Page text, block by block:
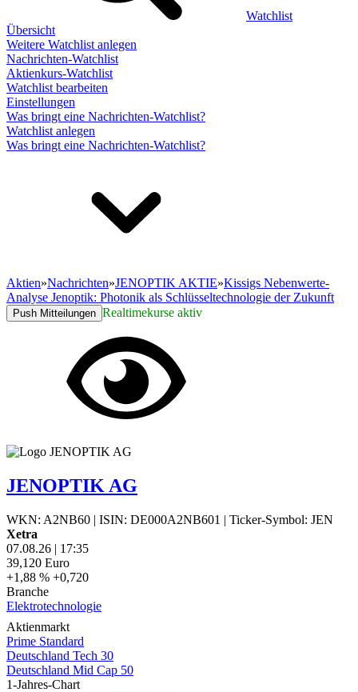
Watchlist
Übersicht
Weitere Watchlist anlegen
Nachrichten-Watchlist
Aktienkurs-Watchlist
Watchlist bearbeiten
Einstellungen
Was bringt eine Nachrichten-Watchlist?
Watchlist anlegen
Was bringt eine Nachrichten-Watchlist?
Aktien»Nachrichten»JENOPTIK AKTIE»Kissigs Nebenwerte-
Analyse Jenoptik: Photonik als Schlüsseltechnologie der Zukunft
Push Mitteilungen Realtimekurse aktiv
JENOPTIK AG
WKN: A2NB60 | ISIN: DE000A2NB601 | Ticker-Symbol: JEN
Xetra
07.08.26 | 17:35
39,120 Euro
+1,88 % +0,720
Branche
Elektrotechnologie
Aktienmarkt
Prime Standard
Deutschland Tech 30
Deutschland Mid Cap 50
1-Jahres-Chart